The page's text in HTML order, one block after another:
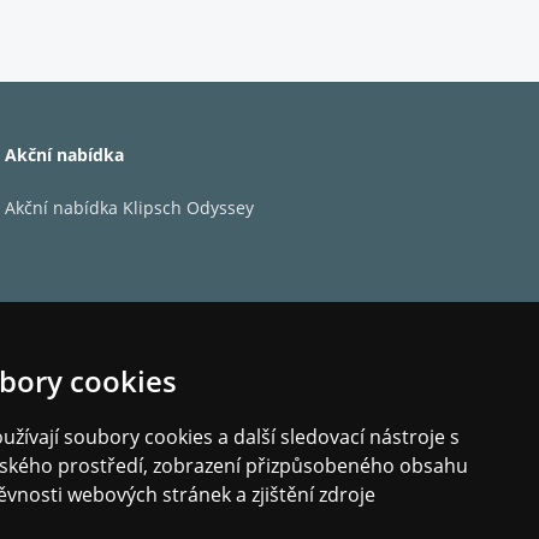
cookies
soubory cookies a další sledovací nástroje s
prostředí, zobrazení přizpůsobeného obsahu
webových stránek a zjištění zdroje
studiové úrovně.
a typu (např. StarTech, 10Gtek, TP-Link,
Akční nabídka
Akční nabídka Klipsch Odyssey